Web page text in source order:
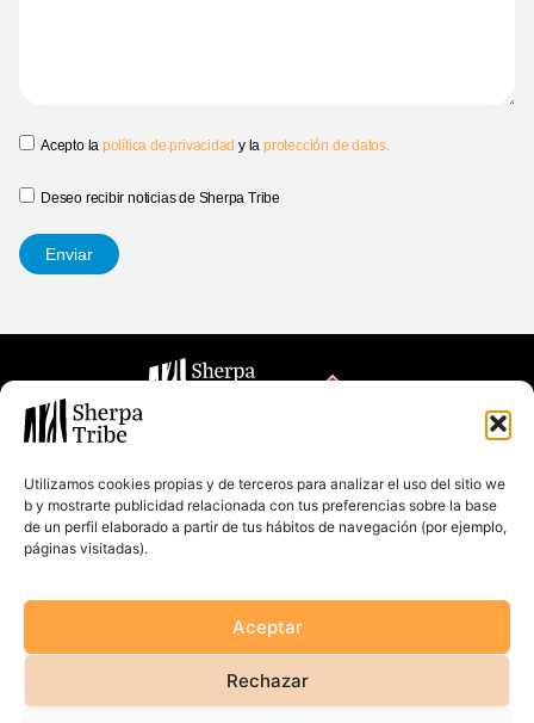
Utilizamos cookies propias y de terceros para analizar el uso del sitio we
b y mostrarte publicidad relacionada con tus preferencias sobre la base
de un perfil elaborado a partir de tus hábitos de navegación (por ejemplo,
páginas visitadas).
Aceptar
Rechazar
Acepto la política de privacidad y laprotección de datos.
Deseo recibir noticias de Sherpa Tribe
Enviar
Education
Ventures
Hack&Meet
Conectar
Quiénes
Blog
Contacto
Únete a la
tribu